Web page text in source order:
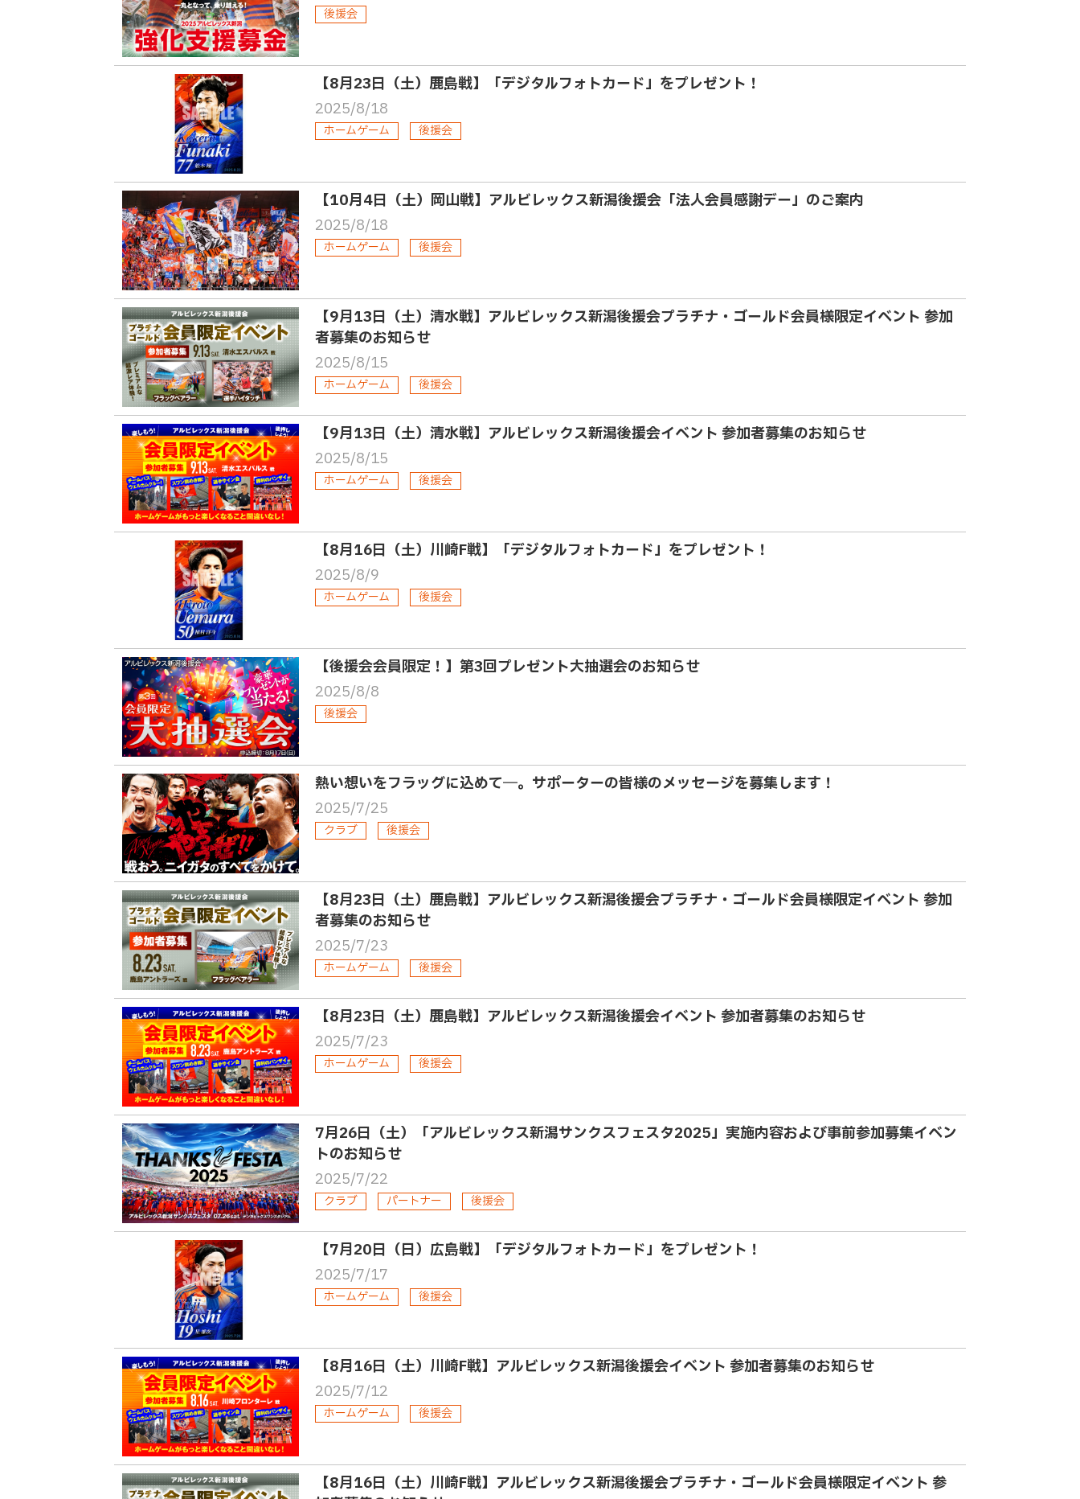
後援会
【8月23日（土）鹿島戦】「デジタルフォトカード」をプレゼント！
2025/8/18
ホームゲーム 後援会
【10月4日（土）岡山戦】アルビレックス新潟後援会「法人会員感謝デー」のご案内
2025/8/18
ホームゲーム 後援会
【9月13日（土）清水戦】アルビレックス新潟後援会プラチナ・ゴールド会員様限定イベント 参加
者募集のお知らせ
2025/8/15
ホームゲーム 後援会
【9月13日（土）清水戦】アルビレックス新潟後援会イベント 参加者募集のお知らせ
2025/8/15
ホームゲーム 後援会
【8月16日（土）川崎F戦】「デジタルフォトカード」をプレゼント！
2025/8/9
ホームゲーム 後援会
【後援会会員限定！】第3回プレゼント大抽選会のお知らせ
2025/8/8
後援会
熱い想いをフラッグに込めて―。サポーターの皆様のメッセージを募集します！
2025/7/25
クラブ 後援会
【8月23日（土）鹿島戦】アルビレックス新潟後援会プラチナ・ゴールド会員様限定イベント 参加
者募集のお知らせ
2025/7/23
ホームゲーム 後援会
【8月23日（土）鹿島戦】アルビレックス新潟後援会イベント 参加者募集のお知らせ
2025/7/23
ホームゲーム 後援会
7月26日（土）「アルビレックス新潟サンクスフェスタ2025」実施内容および事前参加募集イベン
トのお知らせ
2025/7/22
クラブ パートナー 後援会
【7月20日（日）広島戦】「デジタルフォトカード」をプレゼント！
2025/7/17
ホームゲーム 後援会
【8月16日（土）川崎F戦】アルビレックス新潟後援会イベント 参加者募集のお知らせ
2025/7/12
ホームゲーム 後援会
【8月16日（土）川崎F戦】アルビレックス新潟後援会プラチナ・ゴールド会員様限定イベント 参